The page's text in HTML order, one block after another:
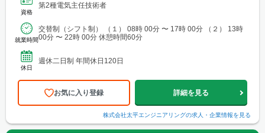
資格
第2種電気主任技術者
就業時間
交替制（シフト制） （１） 08時 00分 〜 17時 00分 （２） 13時
00分 〜 22時 00分 休憩時間60分
休日
週休二日制 年間休日120日
お気に入り登録 詳細を見る
株式会社太平エンジニアリングの求人・企業情報を見る